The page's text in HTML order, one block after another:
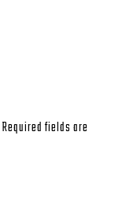
Required fields are